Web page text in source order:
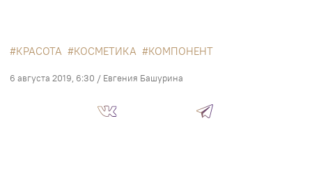
КРАСОТА КОСМЕТИКА КОМПОНЕНТ
6 августа 2019, 6:30 / Евгения Башурина